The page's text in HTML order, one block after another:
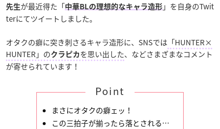
先生が最近得た「中華BLの理想的なキャラ造形 」を自身のTwit
terにてツイートしました。
オタクの癖に突き刺さるキャラ造形に、SNSでは 「HUNTER×
HUNTER」のクラピカ を思い出した、などさまざまなコメント
が寄せられています！
Point
まさにオタクの癖ェッ！
この三拍子が揃ったら落とされる…